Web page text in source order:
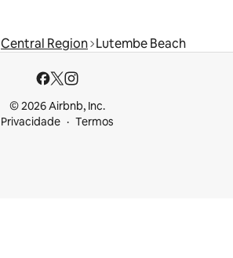
Central Region Lutembe Beach
© 2026 Airbnb, Inc.
Privacidade
Termos